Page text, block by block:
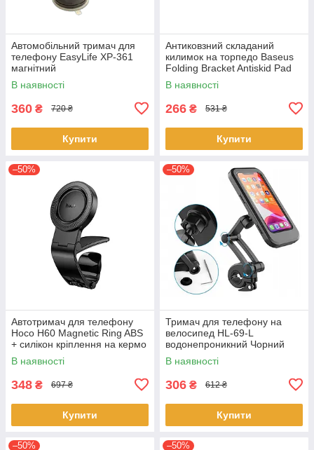
Автомобільний тримач для
телефону EasyLife XP-361
магнітний
В наявності
360 ₴ 720 ₴
Купити
Антиковзний складаний
килимок на торпедо Baseus
Folding Bracket Antiskid Pad
Black SUWNT-01 Чорний
В наявності
266 ₴ 531 ₴
Купити
–50%
Автотримач для телефону
Hoco H60 Magnetic Ring ABS
+ силікон кріплення на кермо
автомобіля Чорний
В наявності
348 ₴ 697 ₴
Купити
–50%
Тримач для телефону на
велосипед HL-69-L
водонепроникний Чорний
В наявності
306 ₴ 612 ₴
Купити
–50% –50%